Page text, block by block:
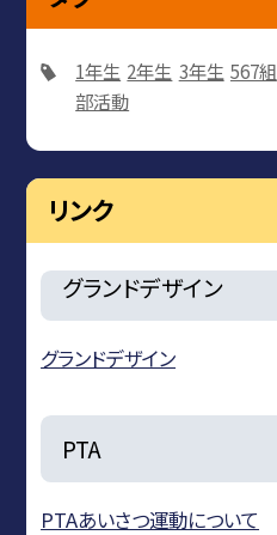
1年生 2年生 3年生 567組
部活動
リンク
グランドデザイン
グランドデザイン
PTA
PTAあいさつ運動について